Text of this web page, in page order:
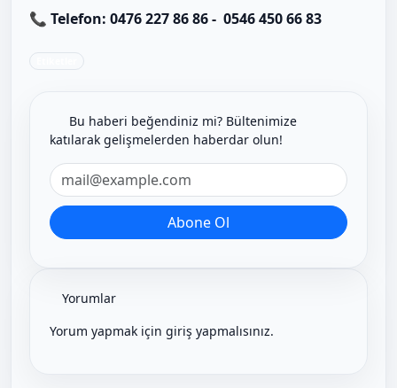
📞 Telefon: 0476 227 86 86 - 0546 450 66 83
Bu haberi beğendiniz mi? Bültenimize
katılarak gelişmelerden haberdar olun!
Yorumlar
Yorum yapmak için giriş yapmalısınız.